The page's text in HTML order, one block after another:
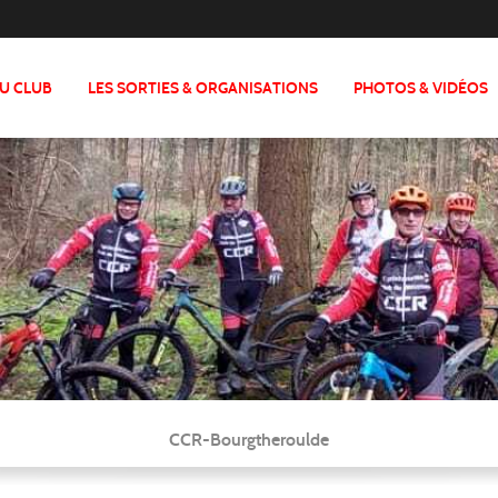
CLUB LES SORTIES & ORGANISATIONS PHOTOS & VIDÉOS
CCR-Bourgtheroulde